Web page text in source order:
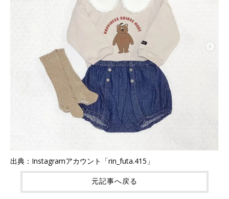
出典：Instagramアカウント「rin_futa.415」
元記事へ戻る